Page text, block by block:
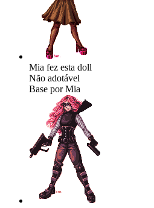
Mia fez esta doll
Não adotável
Base por Mia